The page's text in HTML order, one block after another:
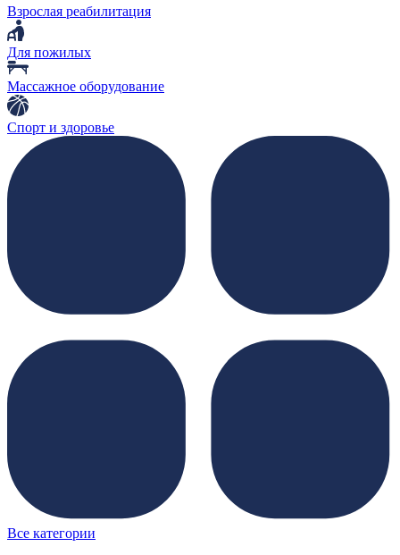
Взрослая реабилитация
Для пожилых
Массажное оборудование
Спорт и здоровье
Все категории